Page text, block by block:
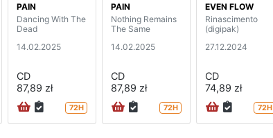
PAIN
Dancing With The
Dead
14.02.2025
CD
87,89 zł
72H
PAIN
Nothing Remains
The Same
14.02.2025
CD
87,89 zł
72H
EVEN FLOW
Rinascimento
(digipak)
27.12.2024
CD
74,89 zł
72H